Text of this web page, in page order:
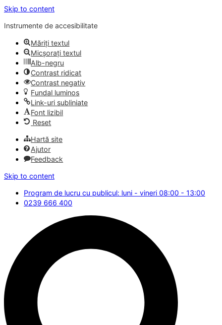
Skip to content
Instrumente de accesibilitate
Măriți textul
Micșorați textul
Alb-negru
Contrast ridicat
Contrast negativ
Fundal luminos
Link-uri subliniate
Font lizibil
Reset
Hartă site
Ajutor
Feedback
Skip to content
Program de lucru cu publicul: luni - vineri 08:00 - 13:00
0239 666 400